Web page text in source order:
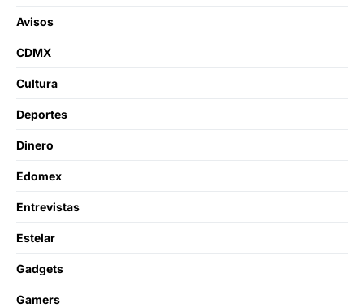
Avisos
CDMX
Cultura
Deportes
Dinero
Edomex
Entrevistas
Estelar
Gadgets
Gamers